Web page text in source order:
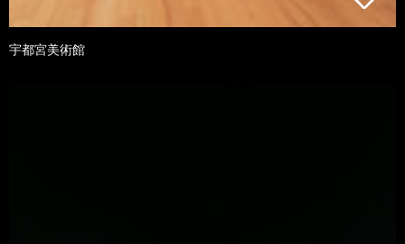
宇都宮美術館